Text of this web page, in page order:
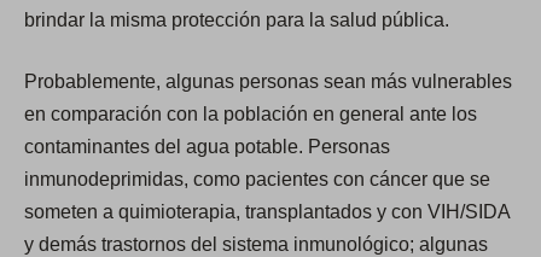
brindar la misma protección para la salud pública.
Probablemente, algunas personas sean más vulnerables
en comparación con la población en general ante los
contaminantes del agua potable. Personas
inmunodeprimidas, como pacientes con cáncer que se
someten a quimioterapia, transplantados y con VIH/SIDA
y demás trastornos del sistema inmunológico; algunas